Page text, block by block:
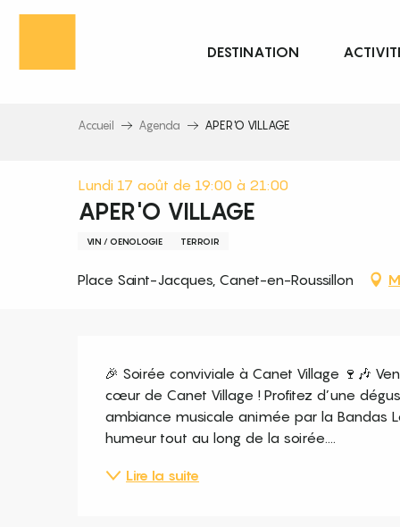
Aller
principal
DESTINATION
Accueil Agenda APER'O VILLAGE
Lundi 17 août de 19:00 à 21:00
APER'O VILLAGE
VIN / OENOLOGIE TERROIR
Place Saint-Jacques, Canet-en-Roussillon
Description
🎉 Soirée conviviale à Canet Village 🍷🎶
cœur de Canet Village ! Profitez d’une
ambiance musicale animée par la Bandas
humeur tout au long de la soirée....
Lire la suite